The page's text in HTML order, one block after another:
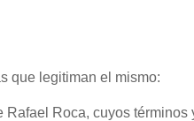
que legitiman el mismo:
Roca, cuyos